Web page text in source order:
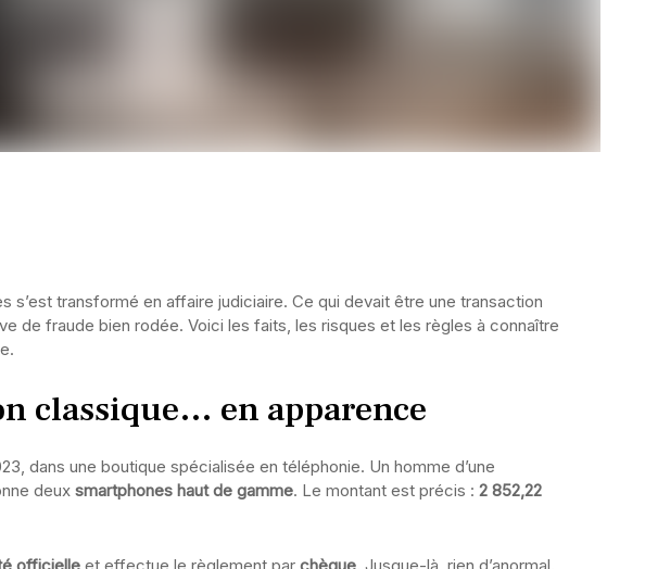
s’est transformé en affaire judiciaire. Ce qui devait être une transaction
de fraude bien rodée. Voici les faits, les risques et les règles à connaître
classique… en apparence
dans une boutique spécialisée en téléphonie. Un homme d’une
deux smartphones haut de gamme. Le montant est précis : 2 852,22